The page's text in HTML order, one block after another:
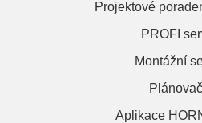
Projektové
PROFI
Montážní
Aplikace